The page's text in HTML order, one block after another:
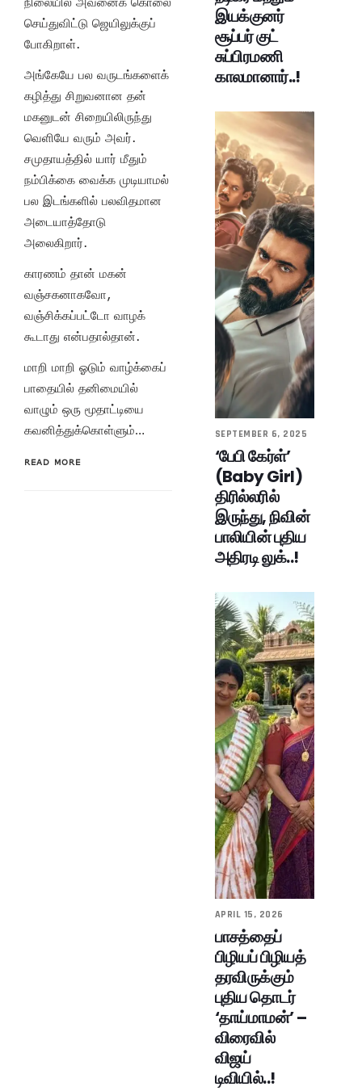
செய்துவிட்டு ஜெயிலுக்குப்
போகிறாள்.
அங்கேயே பல வருடங்களைக்
கழித்து சிறுவனான தன்
மகனுடன் சிறையிலிருந்து
வெளியே வரும் அவர்.
சமுதாயத்தில் யார் மீதும்
நம்பிக்கை வைக்க முடியாமல்
பல இடங்களில் பலவிதமான
அடையாத்தோடு
அலைகிறார்.
காரணம் தான் மகன்
வஞ்சகனாகவோ,
வஞ்சிக்கப்பட்டோ வாழக்
கூடாது என்பதால்தான்.
மாறி மாறி ஓடும் வாழ்க்கைப்
பாதையில் தனிமையில்
வாழும் ஒரு மூதாட்டியை
கவனித்துக்கொள்ளும்…
READ MORE
இயக்குனர்
சூப்பர் குட்
சுப்பிரமணி
காலமானார்..!
SEPTEMBER 6, 2025
‘பேபி கேர்ள்’
(Baby Girl)
திரில்லரில்
இருந்து, நிவின்
பாலியின் புதிய
அதிரடி லுக்..!
APRIL 15, 2026
பாசத்தைப்
பிழியப் பிழியத்
தரவிருக்கும்
புதிய தொடர்
‘தாய்மாமன்’ –
விரைவில்
விஜய்
டிவியில்..!